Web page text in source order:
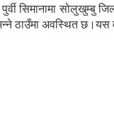
सिमानामा सोलुखुम्बु
ठाउँमा अवस्थित छ।यस